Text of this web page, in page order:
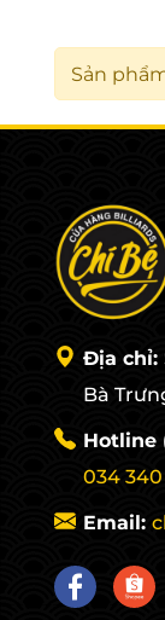
Sản
Địa chỉ:
Bà
Hotline
034 340
Email: